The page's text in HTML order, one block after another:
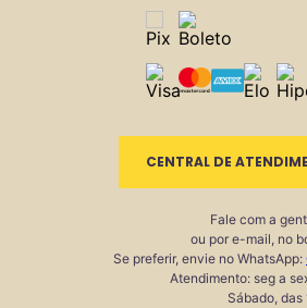
CENTRAL DE
Fale com a
ou por e-mail, no
Se preferir, envie no WhatsApp:
Atendimento: seg a
Sábado, das